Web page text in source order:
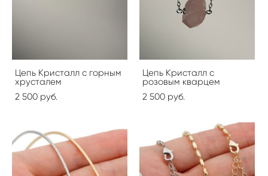
Цепь Кристалл с горным
хрусталем
2 500 pуб.
Цепь Кристалл с
розовым кварцем
2 500 pуб.